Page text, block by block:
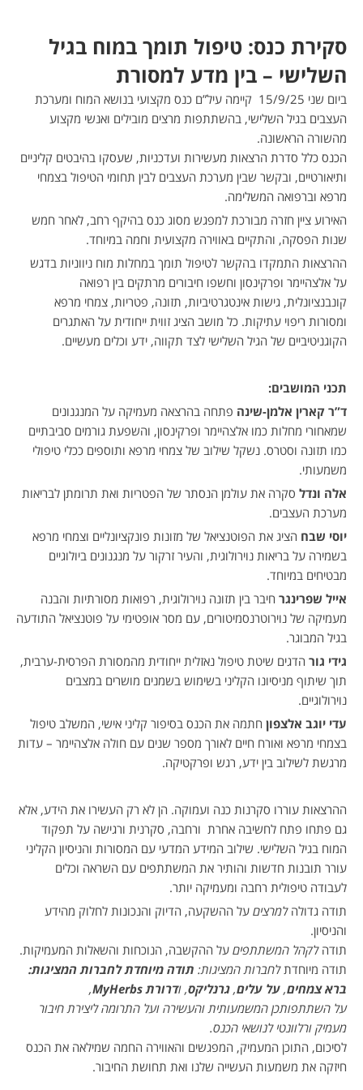
סקירת כנס: טיפול תומך במוח בגיל
השלישי – בין מדע למסורת
ביום שני 15/9/25 קיימה עיל”ם כנס מקצועי בנושא המוח ומערכת
העצבים בגיל השלישי, בהשתתפות מרצים מובילים ואנשי מקצוע
מהשורה הראשונה.
הכנס כלל סדרת הרצאות מעשירות ועדכניות, שעסקו בהיבטים קליניים
ותיאורטיים, ובקשר שבין מערכת העצבים לבין תחומי הטיפול בצמחי
מרפא וברפואה המשלימה.
האירוע ציין חזרה מבורכת למפגש מסוג כנס בהיקף רחב, לאחר חמש
שנות הפסקה, והתקיים באווירה מקצועית וחמה במיוחד.
ההרצאות התמקדו בהקשר לטיפול תומך במחלות מוח ניווניות בדגש
על אלצהיימר ופרקינסון וחשפו חיבורים מרתקים בין רפואה
קונבנציונלית, גישות אינטגרטיביות, תזונה, פטריות, צמחי מרפא
ומסורות ריפוי עתיקות. כל מושב הציג זווית ייחודית על האתגרים
הקוגניטיביים של הגיל השלישי לצד תקווה, ידע וכלים מעשיים.
תכני המושבים:
ד”ר קארין אלמן-שינה פתחה בהרצאה מעמיקה על המנגנונים
שמאחורי מחלות כמו אלצהיימר ופרקינסון, והשפעת גורמים סביבתיים
כמו תזונה וסטרס. נשקל שילוב של צמחי מרפא ותוספים ככלי טיפולי
משמעותי.
אלה ונדל סקרה את עולמן הנסתר של הפטריות ואת תרומתן לבריאות
מערכת העצבים.
יוסי שבח הציג את הפוטנציאל של מזונות פונקציונליים וצמחי מרפא
בשמירה על בריאות נוירולוגית, והעיר זרקור על מנגנונים ביולוגיים
מבטיחים במיוחד.
אייל שפרינגר חיבר בין תזונה נוירולוגית, רפואות מסורתיות והבנה
מעמיקה של נוירוטרנסמיטורים, עם מסר אופטימי על פוטנציאל התודעה
בגיל המבוגר.
גידי גור הדגים שיטת טיפול נאזלית ייחודית מהמסורת הפרסית-ערבית,
תוך שיתוף מניסיונו הקליני בשימוש בשמנים מושרים במצבים
נוירולוגיים.
עדי יוגב אלצפון חתמה את הכנס בסיפור קליני אישי, המשלב טיפול
בצמחי מרפא ואורח חיים לאורך מספר שנים עם חולה אלצהיימר – עדות
מרגשת לשילוב בין ידע, רגש ופרקטיקה.
ההרצאות עוררו סקרנות כנה ועמוקה. הן לא רק העשירו את הידע, אלא
גם פתחו פתח לחשיבה אחרת ורחבה, סקרנית ורגישה על תפקוד
המוח בגיל השלישי. שילוב המידע המדעי עם המסורות והניסיון הקליני
עורר תובנות חדשות והותיר את המשתתפים עם השראה וכלים
לעבודה טיפולית רחבה ומעמיקה יותר.
תודה גדולהלמרצים על ההשקעה, הדיוק והנכונות לחלוק מהידע
והניסיון.
תודהלקהל המשתתפים על ההקשבה, הנוכחות והשאלות המעמיקות.
תודה מיוחדתלחברות המציגות: תודה מיוחדת לחברות המציגות:
ברא צמחים, על עלים, גרנליקס, ודרורתMyHerbs
,
על השתתפותכן המשמעותית והעשירה ועל התרומה ליצירת חיבור
מעמיק ורלוונטי לנושאי הכנס.
לסיכום, התוכן המעמיק, המפגשים והאווירה החמה שמילאה את הכנס
חיזקה את משמעות העשייה שלנו ואת תחושת החיבור.